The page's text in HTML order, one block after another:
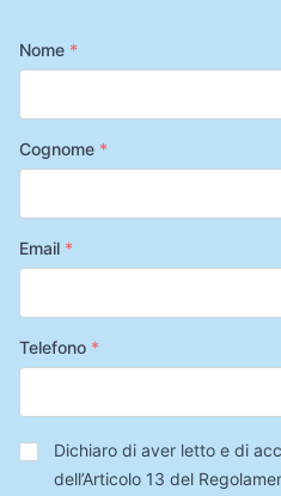
Nome *
Cognome *
Email *
Telefono *
Privacy*
Dichiaro di aver letto e di
dell’Articolo 13 del